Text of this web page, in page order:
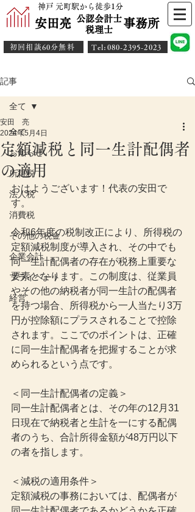
神戸 元町駅から徒歩1分
安田亮 事務所
公認会計士
​税理士
初回相談60分無料 ​Tel:080-2395-2023
記事
全て
お知らせ
所得税
法人税
消費税
その他の税金
企業会計
プライベート
経営
全て
定額減税と同一生計配偶者
の適用
安田 亮
2024年5月4日
おはようございます！代表の安田で
す。
令和6年度の税制改正により、所得税の
定額減税制度が導入され、その中でも
同一生計配偶者の存在が税務上重要な
要素となります。この制度は、従業員
やその他の納税者が同一生計の配偶者
を持つ場合、所得税から一人当たり3万
円が控除額にプラスされることで控除
されます。ここでのポイントは、正確
に同一生計配偶者を把握することが求
められるという点です。
＜同一生計配偶者の定義＞
同一生計配偶者とは、その年の12月31
日現在で納税者と生計を一にする配偶
者のうち、合計所得金額が48万円以下
の者を指します。
＜減税の適用条件＞
定額減税の事務においては、配偶者が